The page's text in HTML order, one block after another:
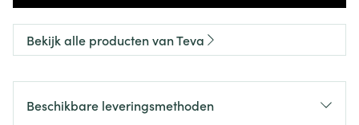
Bekijk alle producten van Teva
Beschikbare leveringsmethoden